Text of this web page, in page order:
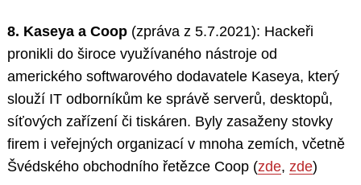
8. Kaseya a Coop (zpráva z 5.7.2021): Hackeři
pronikli do široce využívaného nástroje od
amerického softwarového dodavatele Kaseya, který
slouží IT odborníkům ke správě serverů, desktopů,
síťových zařízení či tiskáren. Byly zasaženy stovky
firem i veřejných organizací v mnoha zemích, včetně
Švédského obchodního řetězce Coop (zde, zde)